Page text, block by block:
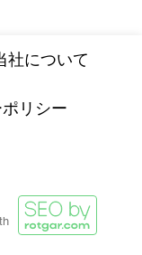
社について
リシー